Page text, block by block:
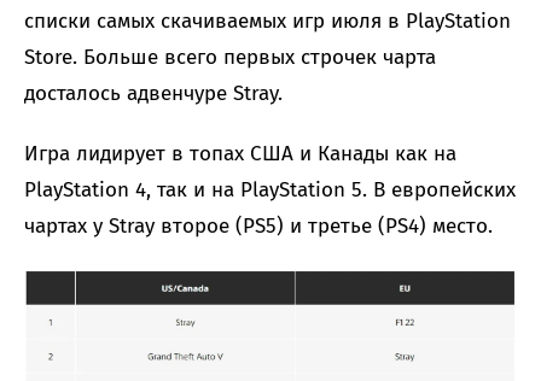
списки самых скачиваемых игр июля в PlayStation
Store. Больше всего первых строчек чарта
досталось адвенчуре Stray.
Игра лидирует в топах США и Канады как на
PlayStation 4, так и на PlayStation 5. В европейских
чартах у Stray второе (PS5) и третье (PS4) место.